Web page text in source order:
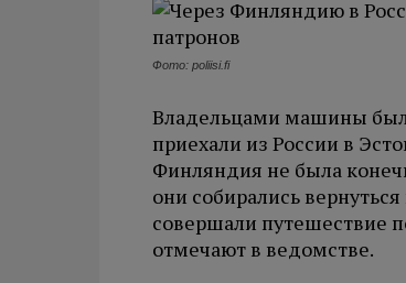
Фото: poliisi.fi
Владельцами машины
приехали из России в
Финляндия не была
они собирались
совершали путешествие
отмечают в ведомстве.